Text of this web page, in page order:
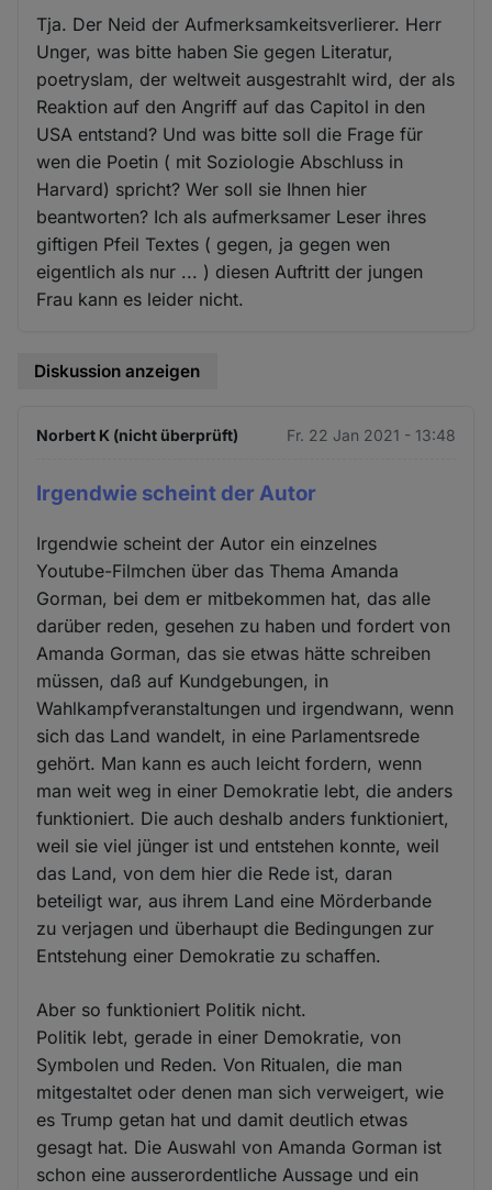
Tja. Der Neid der Aufmerksamkeitsverlierer. Herr
Unger, was bitte haben Sie gegen Literatur,
poetryslam, der weltweit ausgestrahlt wird, der als
Reaktion auf den Angriff auf das Capitol in den
USA entstand? Und was bitte soll die Frage für
wen die Poetin ( mit Soziologie Abschluss in
Harvard) spricht? Wer soll sie Ihnen hier
beantworten? Ich als aufmerksamer Leser ihres
giftigen Pfeil Textes ( gegen, ja gegen wen
eigentlich als nur ... ) diesen Auftritt der jungen
Frau kann es leider nicht.
Diskussion anzeigen
Norbert K (nicht überprüft) Fr. 22 Jan 2021 - 13:48
Irgendwie scheint der Autor
Irgendwie scheint der Autor ein einzelnes
Youtube-Filmchen über das Thema Amanda
Gorman, bei dem er mitbekommen hat, das alle
darüber reden, gesehen zu haben und fordert von
Amanda Gorman, das sie etwas hätte schreiben
müssen, daß auf Kundgebungen, in
Wahlkampfveranstaltungen und irgendwann, wenn
sich das Land wandelt, in eine Parlamentsrede
gehört. Man kann es auch leicht fordern, wenn
man weit weg in einer Demokratie lebt, die anders
funktioniert. Die auch deshalb anders funktioniert,
weil sie viel jünger ist und entstehen konnte, weil
das Land, von dem hier die Rede ist, daran
beteiligt war, aus ihrem Land eine Mörderbande
zu verjagen und überhaupt die Bedingungen zur
Entstehung einer Demokratie zu schaffen.
Aber so funktioniert Politik nicht.
Politik lebt, gerade in einer Demokratie, von
Symbolen und Reden. Von Ritualen, die man
mitgestaltet oder denen man sich verweigert, wie
es Trump getan hat und damit deutlich etwas
gesagt hat. Die Auswahl von Amanda Gorman ist
schon eine ausserordentliche Aussage und ein